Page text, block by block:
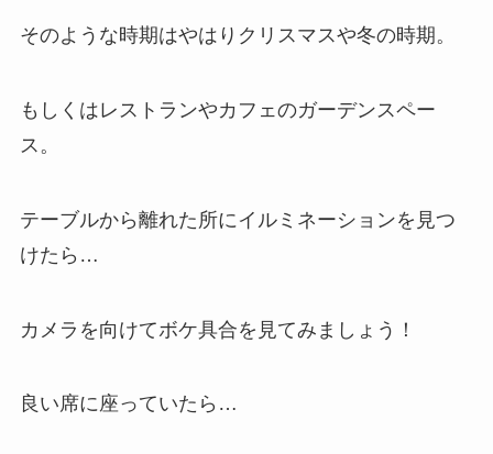
そのような時期はやはりクリスマスや冬の時期。
もしくはレストランやカフェのガーデンスペー
ス。
テーブルから離れた所にイルミネーションを見つ
けたら…
カメラを向けてボケ具合を見てみましょう！
良い席に座っていたら…